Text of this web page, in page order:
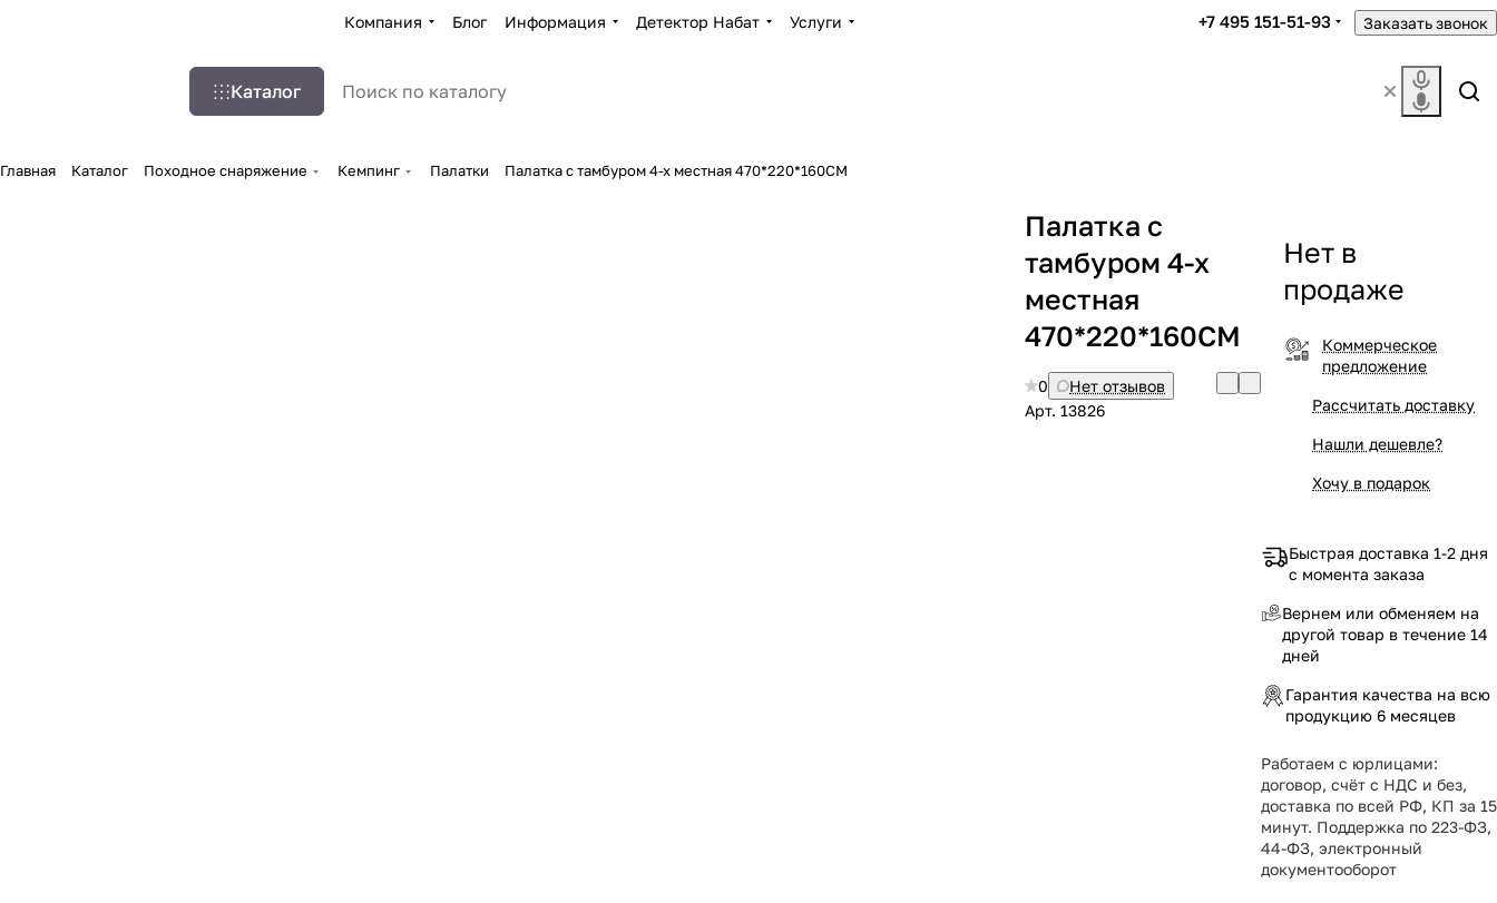
Компания Блог Информация Детектор Набат Услуги +7 495 151-51-93 Заказать звонок
Каталог
Главная Каталог Походное снаряжение Кемпинг Палатки Палатка с тамбуром 4-х местная 470*220*160CM
Палатка с
тамбуром 4-х
местная
470*220*160CM
0
Нет отзывов
Арт. 13826
Нет в
продаже
Коммерческое
предложение
Рассчитать доставку
Нашли дешевле?
Хочу в подарок
Быстрая доставка 1-2 дня
с момента заказа
Вернем или обменяем на
другой товар в течение 14
дней
Гарантия качества на всю
продукцию 6 месяцев
Работаем с юрлицами:
договор, счёт с НДС и без,
доставка по всей РФ, КП за 15
минут. Поддержка по 223-ФЗ,
44-ФЗ, электронный
документооборот